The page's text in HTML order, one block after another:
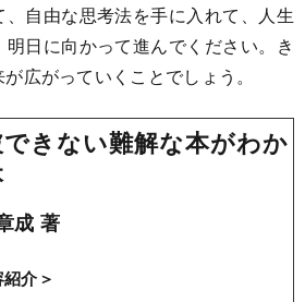
、自由な思考法を手に入れて、人生
日に向かって進んでください。き
広がっていくことでしょう。
きない難解な本がわか
成 著
介＞